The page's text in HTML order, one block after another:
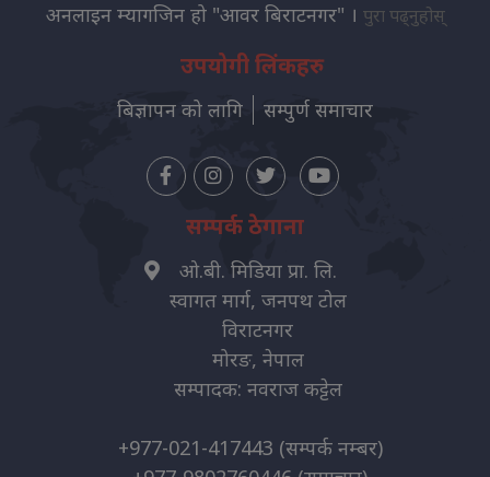
अनलाइन म्यागजिन हो "आवर बिराटनगर" । पुरा पढ्नुहोस्
उपयोगी लिंकहरु
बिज्ञापन को लागि सम्पुर्ण समाचार
सम्पर्क ठेगाना
ओ.बी. मिडिया प्रा. लि.
स्वागत मार्ग, जनपथ टोल
विराटनगर
मोरङ, नेपाल
सम्पादक: नवराज कट्टेल
+977-021-417443 (सम्पर्क नम्बर)